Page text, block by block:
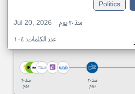
Politics
Jul 20, 2026
منذ ٢٠ يوم
عدد الكلمات: ١٠٤
منذ ٢٠
يوم
منذ ٢٠
يوم